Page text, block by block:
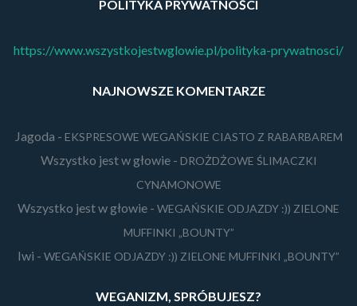
POLITYKA PRYWATNOŚCI
https://www.wszystkojestwglowie.pl/polityka-prywatnosci/
NAJNOWSZE KOMENTARZE
Jagoda - EKSPRESOWE WEGAŃSKIE CIASTO Z RABARBAREM
Wszystko jest w głowie- DROŻDŻOWE ŚLIMACZKI
CYNAMONOWE
Wszystko jest w głowie - WEGAŃSKIE ODJAZDY :)) ZIELONE
MUFFINKI „BOUNTY”
Iwi - WEGAŃSKIE ODJAZDY :)) ZIELONE MUFFINKI „BOUNTY”
WEGANIZM, SPRÓBUJESZ?